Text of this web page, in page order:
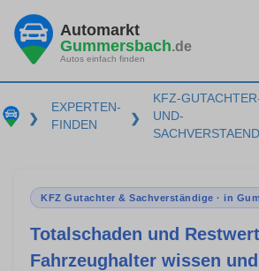
Automarkt
Gummersbach.de
Autos einfach finden
❯
EXPERTEN-
FINDEN
❯
KFZ-
UND-
KFZ Gutachter & Sachverständige · in
Totalschaden und
Fahrzeughalter wissen